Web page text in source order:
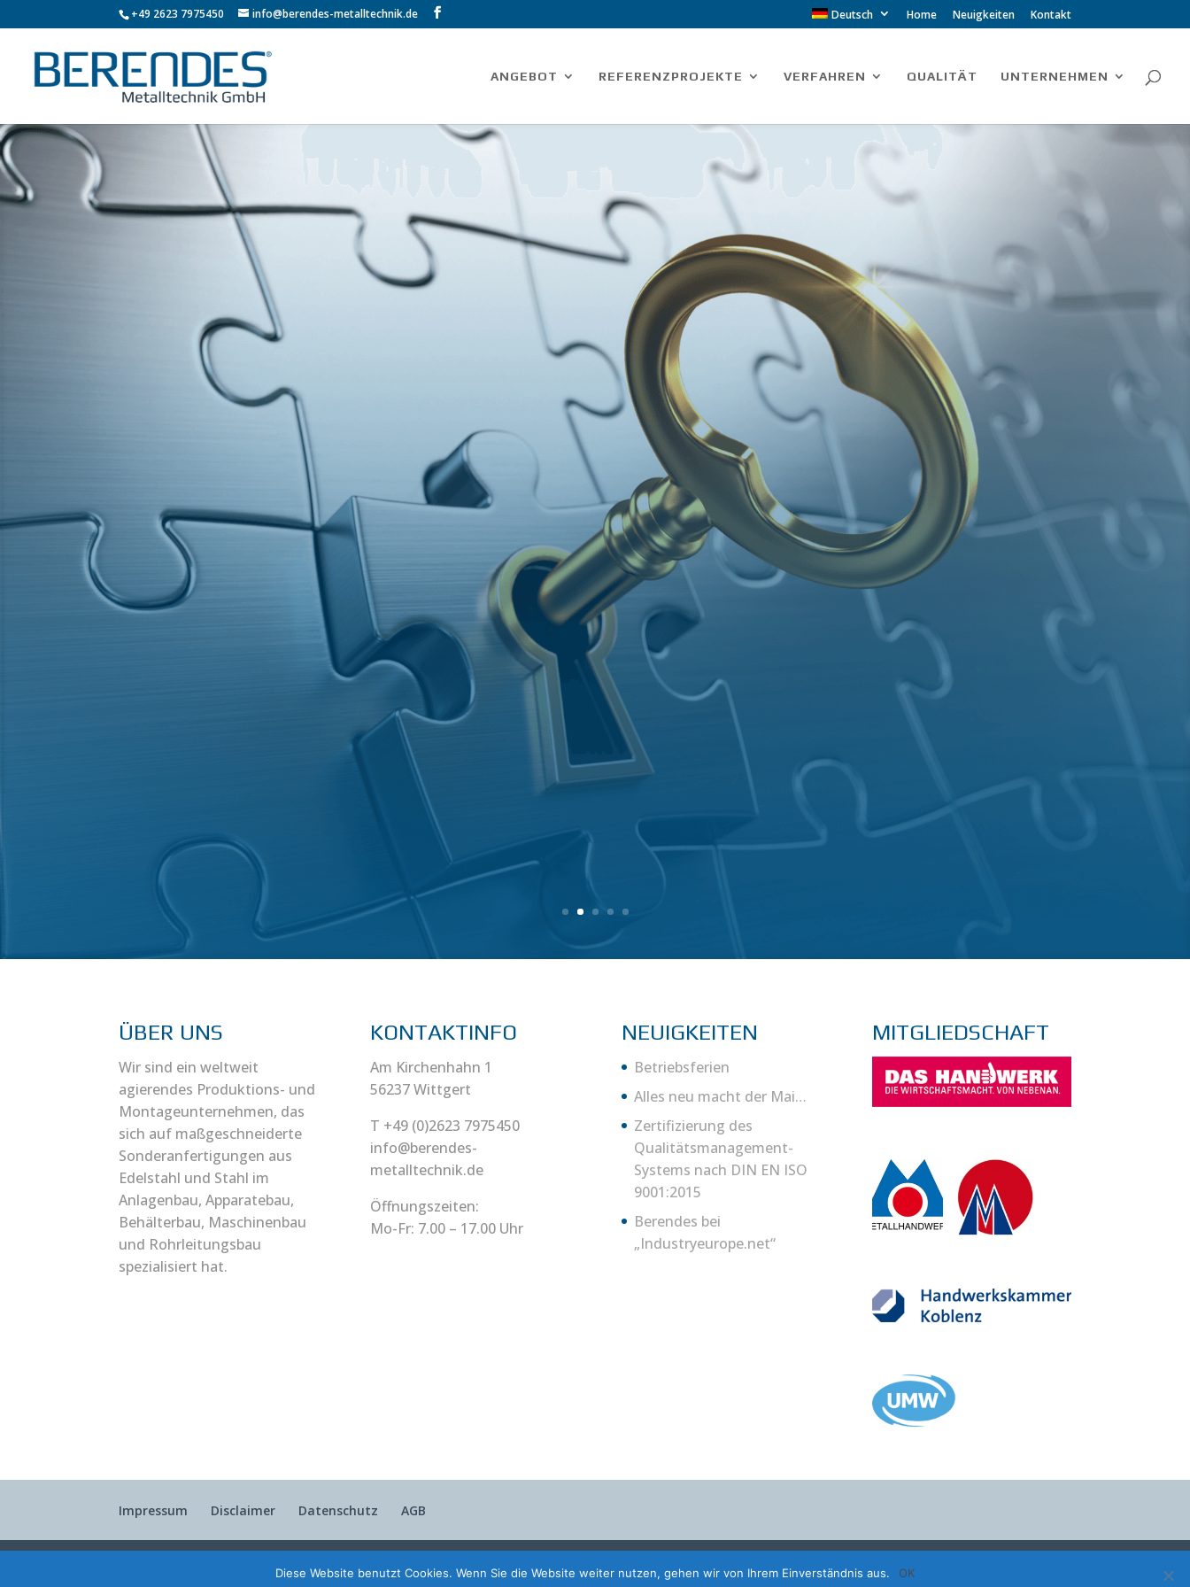
+49 2623 7975450 info@berendes-metalltechnik.de Deutsch Home Neuigkeiten Kontakt
ANGEBOT REFERENZPROJEKTE VERFAHREN QUALITÄT UNTERNEHMEN
ANLAGEN­BAU
sind unsere Auftrag­geber
gelegent­lich
recht geheimnisvoll...
mehr Infos
ÜBER UNS
Wir sind ein weltweit
agierendes Produktions- und
Montageunternehmen, das
sich auf maßgeschneiderte
Sonderanfertigungen aus
Edelstahl und Stahl im
Anlagenbau, Apparatebau,
Behälterbau, Maschinenbau
und Rohrleitungsbau
spezialisiert hat.
KONTAKTINFO
Am Kirchenhahn 1
56237 Wittgert
T +49 (0)2623 7975450
info@berendes-
metalltechnik.de
Öffnungszeiten:
Mo-Fr: 7.00 – 17.00 Uhr
NEUIGKEITEN
Betriebsferien
Alles neu macht der Mai…
Zertifizierung des
Qualitätsmanagement-
Systems nach DIN EN ISO
9001:2015
Berendes bei
„Industryeurope.net“
MITGLIEDSCHAFT
Impressum Disclaimer Datenschutz AGB
© 2019-2025 Berendes Metalltechnik GmbHDiese Website benutzt Cookies. Wenn Sie die Website weiter nutzen, gehen wir von Ihrem Einverständnis aus. OK